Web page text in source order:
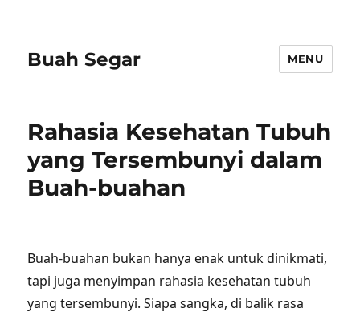
Buah Segar MENU
Rahasia Kesehatan Tubuh
yang Tersembunyi dalam
Buah-buahan
Buah-buahan bukan hanya enak untuk dinikmati,
tapi juga menyimpan rahasia kesehatan tubuh
yang tersembunyi. Siapa sangka, di balik rasa